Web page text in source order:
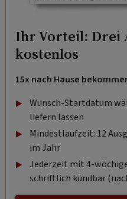
Ihr Vorteil: Drei
kostenlos
15x nach Hause
Wunsch-Startdatum
liefern lassen
Mindestlaufzeit: 12
im Jahr
Jederzeit mit 4-
schriftlich kündbar